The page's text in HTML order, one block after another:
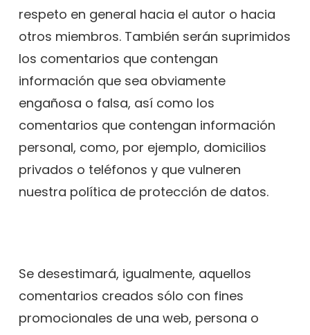
respeto en general hacia el autor o hacia
otros miembros. También serán suprimidos
los comentarios que contengan
información que sea obviamente
engañosa o falsa, así como los
comentarios que contengan información
personal, como, por ejemplo, domicilios
privados o teléfonos y que vulneren
nuestra política de protección de datos.
Se desestimará, igualmente, aquellos
comentarios creados sólo con fines
promocionales de una web, persona o